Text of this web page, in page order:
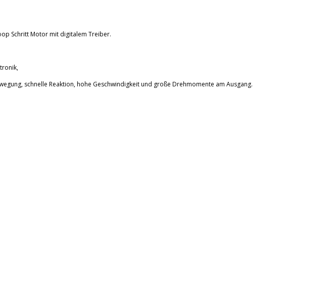
Schritt Motor mit digitalem Treiber.
schnelle Reaktion, hohe Geschwindigkeit und große Drehmomente am Ausgang.